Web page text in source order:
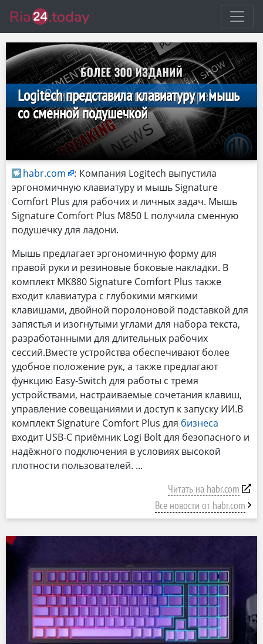
Logitech представила клавиатуру и мышь
со сменной подушечкой
habr.com : Компания Logitech выпустила
эргономичную клавиатуру и мышь Signature
Comfort Plus для рабочих и личных задач. Мышь
Signature Comfort Plus M850 L получила сменную
подушечку для ладони.
Мышь предлагает эргономичную форму для
правой руки и резиновые боковые накладки. В
комплект MK880 Signature Comfort Plus также
входит клавиатура с глубокими мягкими
клавишами, двойной поролоновой подставкой для
запястья и изогнутыми углами для набора текста,
разработанными для длительных рабочих
сессий.Вместе устройства обеспечивают более
удобное положение рук, а также предлагают
функцию Easy-Switch для работы с тремя
устройствами, настраиваемые сочетания клавиш,
управление совещаниями и доступ к запуску ИИ.В
комплект Signature Comfort Plus для бизнеса
входит USB-C приёмник Logi Bolt для безопасного и
надёжного подключения в условиях высокой
плотности пользователей.
Читать на habr.com
Все новости от habr.com